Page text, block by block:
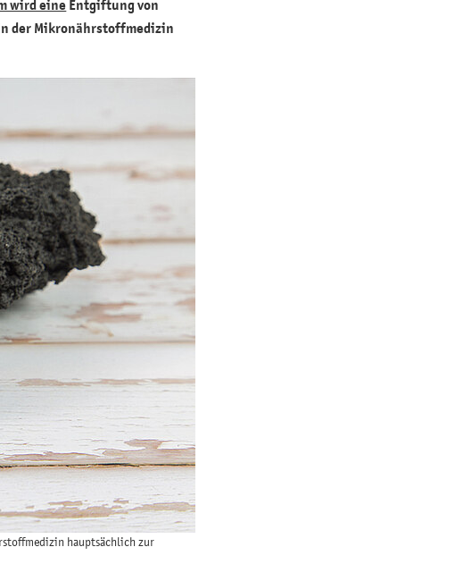
wird eine Entgiftung von
der Mikronährstoffmedizin
hauptsächlich zur